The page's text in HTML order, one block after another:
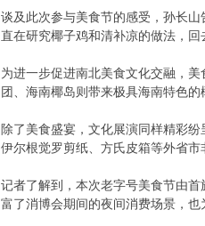
谈及此次参与美食节的感受，孙长
直在研究椰子鸡和清补凉的做法，
为进一步促进南北美食文化交融，
团、海南椰岛则带来极具海南特色
除了美食盛宴，文化展演同样精彩
伊尔根觉罗剪纸、方氏皮箱等外省
记者了解到，本次老字号美食节由
富了消博会期间的夜间消费场景，也